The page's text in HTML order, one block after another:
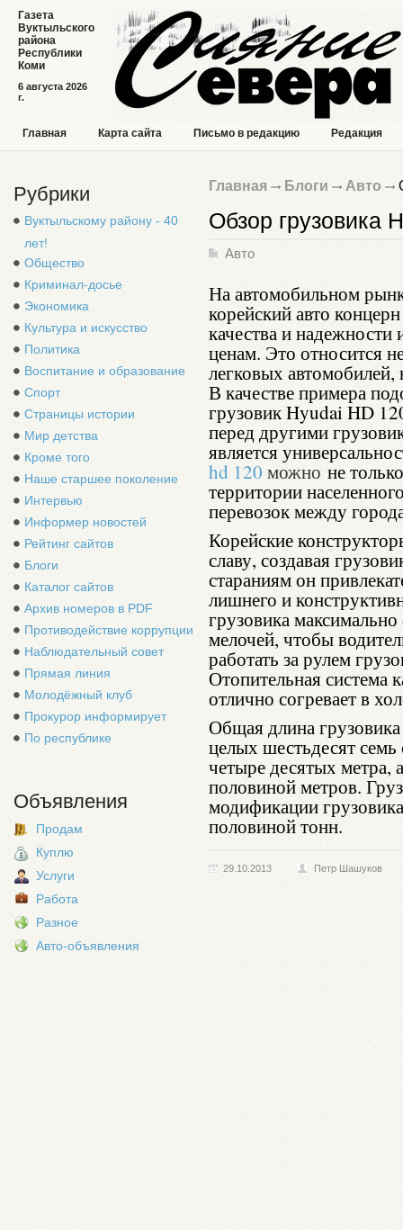
6 августа 2026
г.
Газета
Вуктыльского
района
Республики
Коми
Главная Карта сайта Письмо в редакцию Редакция
Рубрики
Вуктыльскому району - 40
лет!
Общество
Криминал-досье
Экономика
Культура и искусство
Политика
Воспитание и образование
Спорт
Страницы истории
Мир детства
Кроме того
Наше старшее поколение
Интервью
Информер новостей
Рейтинг сайтов
Блоги
Каталог сайтов
Архив номеров в PDF
Противодействие коррупции
Наблюдательный совет
Прямая линия
Молодёжный клуб
Прокурор информирует
По республике
Объявления
Продам
Куплю
Услуги
Работа
Разное
Авто-объявления
Главная Блоги Авто
Обзор грузовика
Авто
На автомобильном
корейский авто
качества и
ценам. Это относится
легковых автомобилей,
В качестве примера
грузовик Hyudai HD
перед другими
является
hd 120 можно не
территории
перевозок между
Корейские
славу, создавая
стараниям он
лишнего и
грузовика
мелочей, чтобы
работать за рулем
Отопительная система
отлично согревает в
Общая длина
целых шестьдесят
четыре десятых метра,
половиной метров.
модификации
половиной тонн.
29.10.2013 Петр Шашуков